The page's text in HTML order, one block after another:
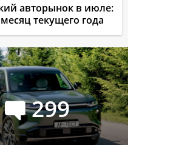
авторынок в июле:
текущего года
299